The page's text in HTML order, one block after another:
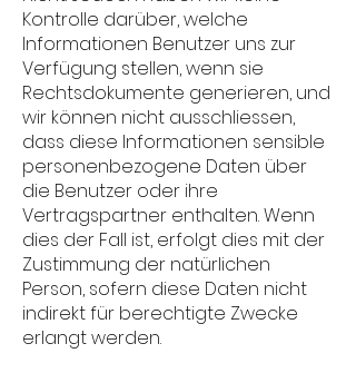
Kontrolle darüber, welche
Informationen Benutzer uns zur
Verfügung stellen, wenn sie
Rechtsdokumente generieren, und
wir können nicht ausschliessen,
dass diese Informationen sensible
personenbezogene Daten über
die Benutzer oder ihre
Vertragspartner enthalten. Wenn
dies der Fall ist, erfolgt dies mit der
Zustimmung der natürlichen
Person, sofern diese Daten nicht
indirekt für berechtigte Zwecke
erlangt werden.